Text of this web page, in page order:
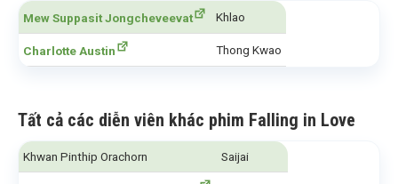
Mew Suppasit Jongcheveevat Khlao
Charlotte Austin Thong Kwao
Tất cả các diễn viên khác phim Falling in Love
Khwan Pinthip Orachorn Saijai